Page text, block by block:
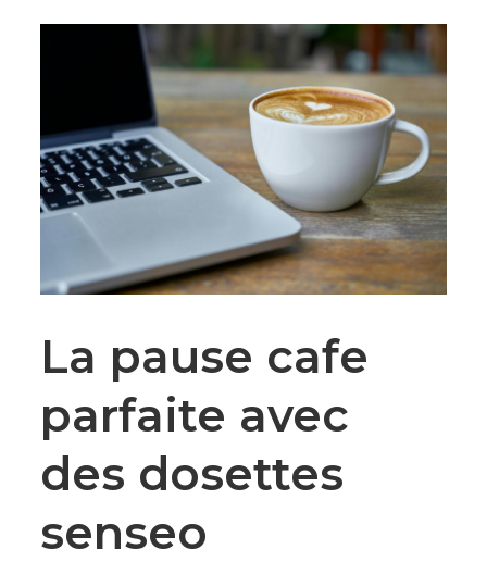
La pause cafe
parfaite avec
des dosettes
senseo